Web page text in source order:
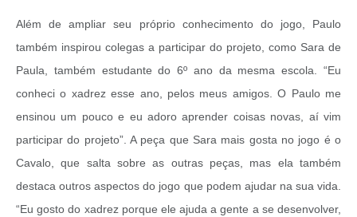
Além de ampliar seu próprio conhecimento do jogo, Paulo
também inspirou colegas a participar do projeto, como Sara de
Paula, também estudante do 6º ano da mesma escola. “Eu
conheci o xadrez esse ano, pelos meus amigos. O Paulo me
ensinou um pouco e eu adoro aprender coisas novas, aí vim
participar do projeto”. A peça que Sara mais gosta no jogo é o
Cavalo, que salta sobre as outras peças, mas ela também
destaca outros aspectos do jogo que podem ajudar na sua vida.
“Eu gosto do xadrez porque ele ajuda a gente a se desenvolver,